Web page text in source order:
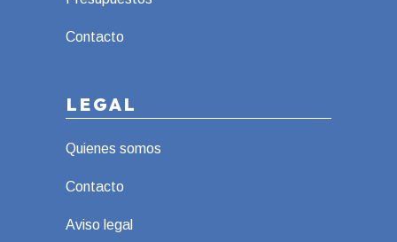
Contacto
LEGAL
Quienes somos
Contacto
Aviso legal